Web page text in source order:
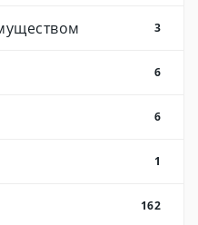
3
6
6
1
162